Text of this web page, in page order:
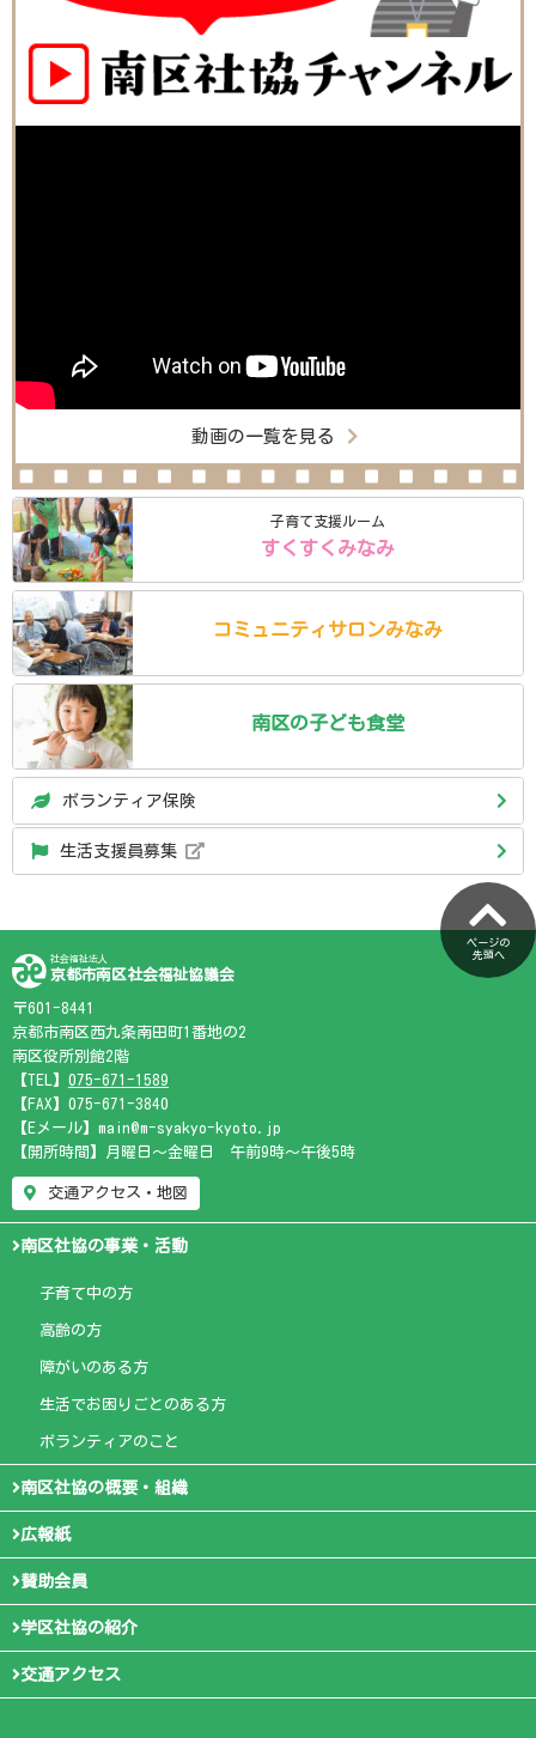
動画の一覧を見る
子育て支援ルーム
すくすくみなみ
コミュニティ サロンみなみ
南区の子ども食堂
ボランティア保険
生活支援員募集
ページの
先頭へ
社会福祉法人
京都市南区社会福祉協議会
〒601-8441
京都市南区西九条南田町1番地の2
南区役所別館2階
【TEL】 075-671-1589
【FAX】075-671-3840
【Eメール】main@m-syakyo-kyoto.jp
【開所時間】月曜日～金曜日 午前9時～午後5時
交通アクセス・地図
南区社協の事業・活動
子育て中の方
高齢の方
障がいのある方
生活でお困りごとのある方
ボランティアのこと
南区社協の概要・組織
広報紙
賛助会員
学区社協の紹介
交通アクセス